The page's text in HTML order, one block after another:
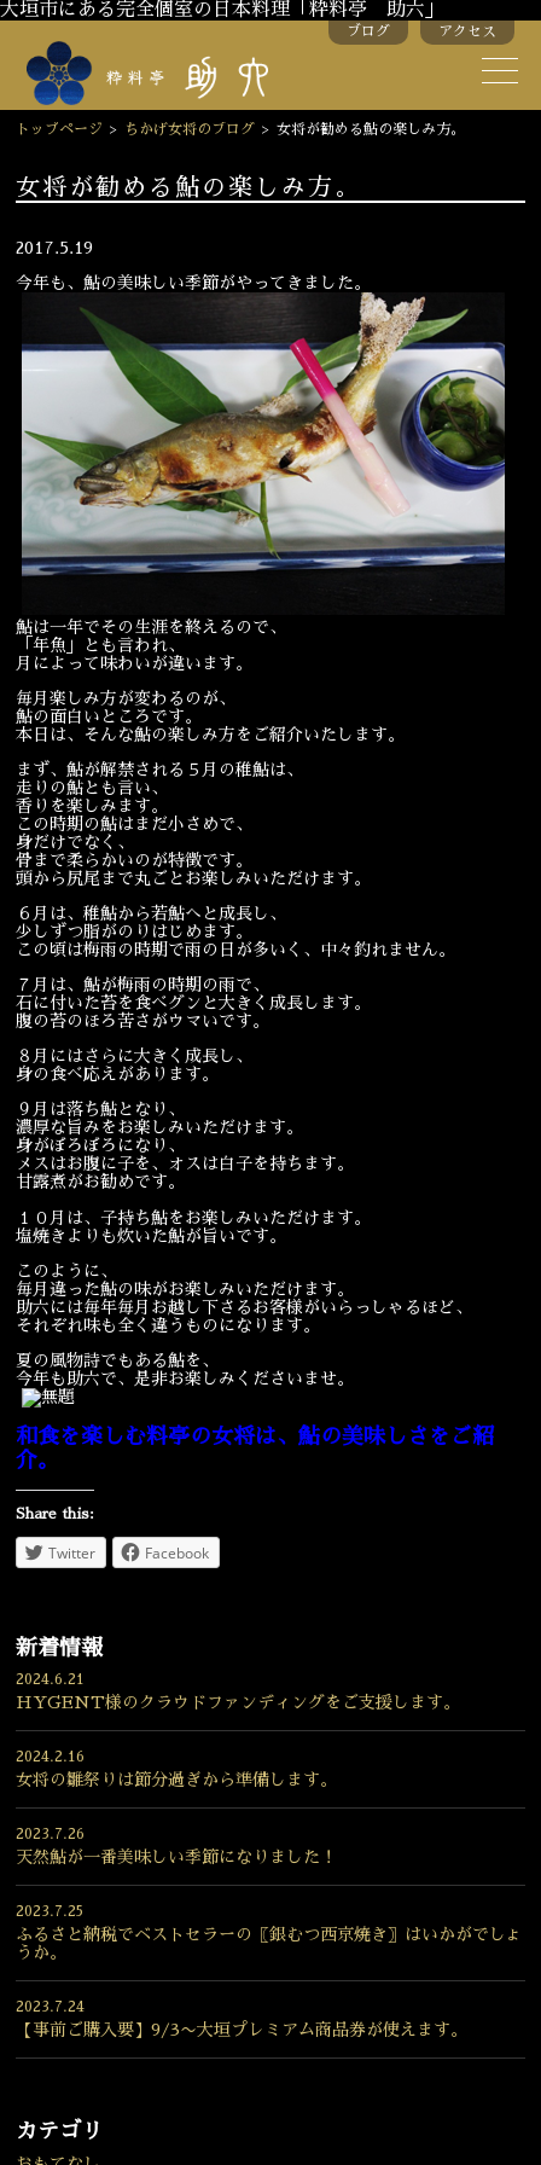
大垣市にある完全個室の日本料理「粋料亭 助六」
ブログ アクセス
トップページ > ちかげ女将のブログ > 女将が勧める鮎の楽しみ方。
女将が勧める鮎の楽しみ方。
2017.5.19
今年も、鮎の美味しい季節がやってきました。
鮎は一年でその生涯を終えるので、
「年魚」とも言われ、
月によって味わいが違います。
毎月楽しみ方が変わるのが、
鮎の面白いところです。
本日は、そんな鮎の楽しみ方をご紹介いたします。
まず、鮎が解禁される５月の稚鮎は、
走りの鮎とも言い、
香りを楽しみます。
この時期の鮎はまだ小さめで、
身だけでなく、
骨まで柔らかいのが特徴です。
頭から尻尾まで丸ごとお楽しみいただけます。
６月は、稚鮎から若鮎へと成長し、
少しずつ脂がのりはじめます。
この頃は梅雨の時期で雨の日が多いく、中々釣れません。
７月は、鮎が梅雨の時期の雨で、
石に付いた苔を食べグンと大きく成長します。
腹の苔のほろ苦さがウマいです。
８月にはさらに大きく成長し、
身の食べ応えがあります。
９月は落ち鮎となり、
濃厚な旨みをお楽しみいただけます。
身がぼろぼろになり、
メスはお腹に子を、オスは白子を持ちます。
甘露煮がお勧めです。
１０月は、子持ち鮎をお楽しみいただけます。
塩焼きよりも炊いた鮎が旨いです。
このように、
毎月違った鮎の味がお楽しみいただけます。
助六には毎年毎月お越し下さるお客様がいらっしゃるほど、
それぞれ味も全く違うものになります。
夏の風物詩でもある鮎を、
今年も助六で、是非お楽しみくださいませ。
和食を楽しむ料亭の女将は、鮎の美味しさをご紹
介。
Share this:
Twitter Facebook
新着情報
2024.6.21
HYGENT様のクラウドファンディングをご支援します。
2024.2.16
女将の雛祭りは節分過ぎから準備します。
2023.7.26
天然鮎が一番美味しい季節になりました！
2023.7.25
ふるさと納税でベストセラーの〖銀むつ西京焼き〗はいかがでしょ
うか。
2023.7.24
【事前ご購入要】9/3〜大垣プレミアム商品券が使えます。
カテゴリ
季節のお料理
お飲み物
お部屋のご紹介 会議・舞台のご利用
結婚式・披露宴
ご接待 法要
慶事 お顔合わせ
宴会